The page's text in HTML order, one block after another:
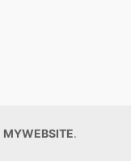
MYWEBSITE.